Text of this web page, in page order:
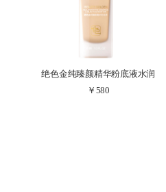
绝色金纯臻颜精华粉底液水润
保湿遮瑕持久不脱妆混干皮化
￥580